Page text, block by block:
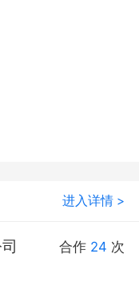
进入详情 >
合作 24 次